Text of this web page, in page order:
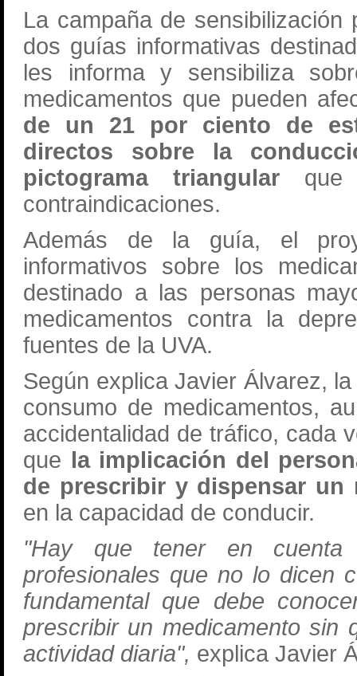
La campaña de
dos guías informativas
les informa y sensibiliza
medicamentos que pueden
de un 21 por ciento de
directos sobre la
pictograma triangularque
contraindicaciones.
Además de la guía, el
informativos sobre los
destinado a las personas
medicamentos contra la
fuentes de la UVA.
Según explica Javier Álvarez,
consumo de medicamentos,
accidentalidad de tráfico, cada
que la implicación del
de prescribir y dispensar un
en la capacidad de conducir.
"Hay que tener en cuenta
profesionales que no lo dicen
fundamental que debe
prescribir un medicamento sin
actividad diaria", explica Javier